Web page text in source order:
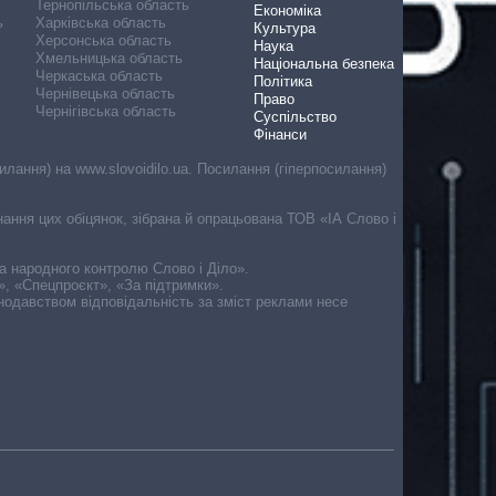
Тернопільська область
Харківська область
Херсонська область
Хмельницька область
Черкаська область
Чернівецька область
Чернігівська область
Економіка
Культура
Наука
Національна безпека
Політика
Право
Суспільство
Фінанси
на www.slovoidilo.ua. Посилання (гіперпосилання)
цих обіцянок, зібрана й опрацьована ТОВ «ІА Слово і
народного контролю Слово і Діло».
«Спецпроєкт», «За підтримки».
відповідальність за зміст реклами несе